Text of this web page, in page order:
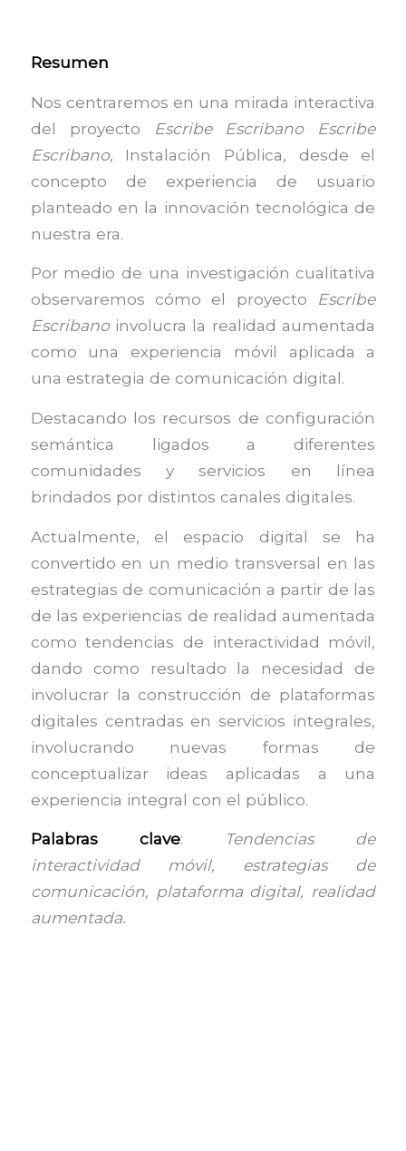
Resumen
Nos centraremos en una mirada interactiva
del proyecto
Escribe Escribano Escribe
Escribano, Instalación Pública, desde el
concepto de experiencia de usuario
planteado en la innovación tecnológica de
nuestra era.
Por medio de una investigación cualitativa
observaremos cómo el proyecto Escribe
Escribanoinvolucra la realidad aumentada
como una experiencia móvil aplicada a
una estrategia de comunicación digital.
Destacando los recursos de configuración
semántica ligados a diferentes
comunidades y servicios en línea
brindados por distintos canales digitales.
Actualmente, el espacio digital se ha
convertido en un medio transversal en las
estrategias de comunicación a partir de las
de las experiencias de realidad aumentada
como tendencias de interactividad móvil,
dando como resultado la necesidad de
involucrar la construcción de plataformas
digitales centradas en servicios integrales,
involucrando nuevas formas de
conceptualizar ideas aplicadas a una
experiencia integral con el público.
Palabras clave:
Tendencias de
interactividad móvil, estrategias de
comunicación, plataforma digital, realidad
aumentada.